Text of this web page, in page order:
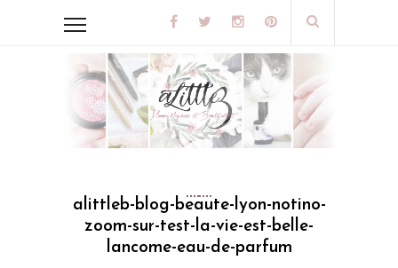
alittleb-blog-beaute-lyon-notino-
zoom-sur-test-la-vie-est-belle-
lancome-eau-de-parfum